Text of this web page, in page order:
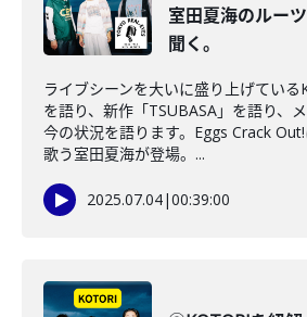
室田夏海のルー
聞く。
ライブシーンを大いに盛り上げている
を語り、新作「TSUBASA」を語り、
今の状況を語ります。Eggs Crack
歌う室田夏海が登場。...
2025.07.04|00:39:00